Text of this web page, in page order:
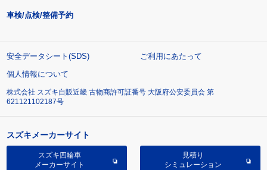
車検/点検/整備予約
安全データシート(SDS)
ご利用にあたって
個人情報について
株式会社 スズキ自販近畿 古物商許可証番号 大阪府公安委員会 第
621121102187号
スズキメーカーサイト
スズキ四輪車
メーカーサイト
見積り
シミュレーション